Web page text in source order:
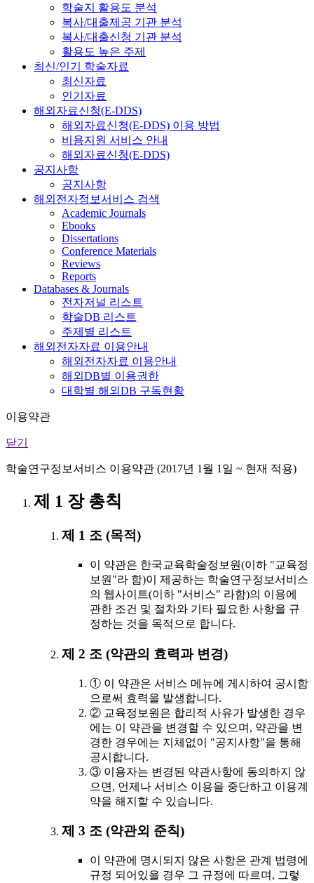
학술지 활용도 분석
복사/대출제공 기관 분석
복사/대출신청 기관 분석
활용도 높은 주제
최신/인기 학술자료
최신자료
인기자료
해외자료신청(E-DDS)
해외자료신청(E-DDS) 이용 방법
비용지원 서비스 안내
해외자료신청(E-DDS)
공지사항
공지사항
해외전자정보서비스 검색
Academic Journals
Ebooks
Dissertations
Conference Materials
Reviews
Reports
Databases & Journals
전자저널 리스트
학술DB 리스트
주제별 리스트
해외전자자료 이용안내
해외전자자료 이용안내
해외DB별 이용권한
대학별 해외DB 구독현황
이용약관
닫기
학술연구정보서비스 이용약관 (2017년 1월 1일 ~ 현재 적용)
제 1 장 총칙
제 1 조 (목적)
이 약관은 한국교육학술정보원(이하 "교육정
보원"라 함)이 제공하는 학술연구정보서비스
의 웹사이트(이하 "서비스" 라함)의 이용에
관한 조건 및 절차와 기타 필요한 사항을 규
정하는 것을 목적으로 합니다.
제 2 조 (약관의 효력과 변경)
① 이 약관은 서비스 메뉴에 게시하여 공시함
으로써 효력을 발생합니다.
② 교육정보원은 합리적 사유가 발생한 경우
에는 이 약관을 변경할 수 있으며, 약관을 변
경한 경우에는 지체없이 "공지사항"을 통해
공시합니다.
③ 이용자는 변경된 약관사항에 동의하지 않
으면, 언제나 서비스 이용을 중단하고 이용계
약을 해지할 수 있습니다.
제 3 조 (약관외 준칙)
이 약관에 명시되지 않은 사항은 관계 법령에
규정 되어있을 경우 그 규정에 따르며, 그렇